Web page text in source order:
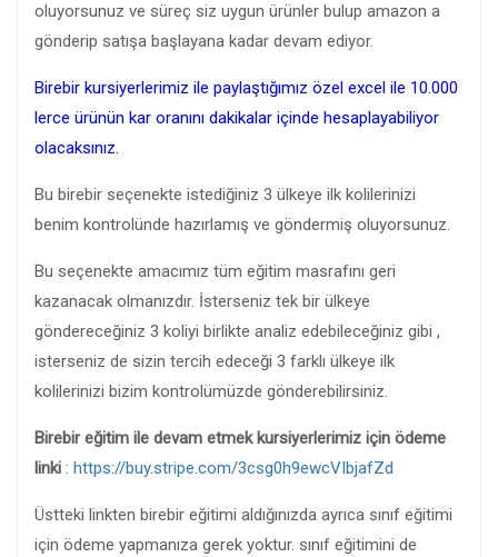
oluyorsunuz ve süreç siz uygun ürünler bulup amazon a
gönderip satışa başlayana kadar devam ediyor.
Birebir kursiyerlerimiz ile paylaştığımız özel excel ile 10.000
lerce ürünün kar oranını dakikalar içinde hesaplayabiliyor
olacaksınız.
Bu birebir seçenekte istediğiniz 3 ülkeye ilk kolilerinizi
benim kontrolünde hazırlamış ve göndermiş oluyorsunuz.
Bu seçenekte amacımız tüm eğitim masrafını geri
kazanacak olmanızdır. İsterseniz tek bir ülkeye
göndereceğiniz 3 koliyi birlikte analiz edebileceğiniz gibi ,
isterseniz de sizin tercih edeceği 3 farklı ülkeye ilk
kolilerinizi bizim kontrolümüzde gönderebilirsiniz.
Birebir eğitim ile devam etmek kursiyerlerimiz için ödeme
linki : https://buy.stripe.com/3csg0h9ewcVIbjafZd
Üstteki linkten birebir eğitimi aldığınızda ayrıca sınıf eğitimi
için ödeme yapmanıza gerek yoktur. sınıf eğitimini de